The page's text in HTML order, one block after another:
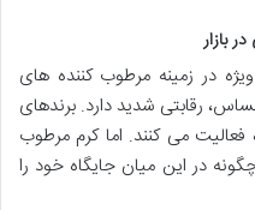
بازار
در زمینه مرطوب کننده های
رقابتی شدید دارد. برندهای
می کنند. اما کرم مرطوب
چگونه در این میان جایگاه خود را